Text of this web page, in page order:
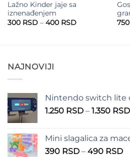
Lažno Kinder jaje sa
iznenađenjem
300 RSD – 400 RSDRaspon
750
NAJNOVIJI
Nintendo switch lite
1.250 RSD – 1.350 RSD
Mini slagalica za
390 RSD – 490 RSD